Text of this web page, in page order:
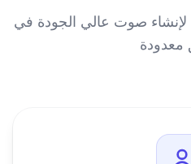
لإنشاء صوت عالي الجودة في